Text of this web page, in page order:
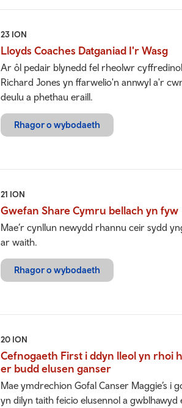
23 ION
Lloyds Coaches Datganiad I'r Wasg
Ar ôl pedair blynedd fel rheolwr
Richard Jones yn ffarwelio'n annwyl a'r
deulu a phethau eraill.
Rhagor o wybodaeth
21 ION
Gwefan Share Cymru bellach yn fyw
Mae’r cynllun newydd rhannu ceir sydd
ar waith.
Rhagor o wybodaeth
20 ION
Cefnogaeth First i ddyn lleol yn rhoi
er budd elusen ganser
Mae ymdrechion Gofal Canser Maggie’s i
yn dilyn taith feicio elusennol a